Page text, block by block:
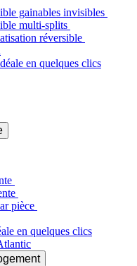
gainables invisibles
multi-splits
réversible
en quelques clics
pièce
en quelques clics